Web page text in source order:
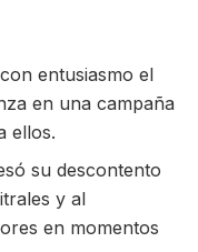
entusiasmo el
en una campaña
ellos.
su descontento
y al
en momentos